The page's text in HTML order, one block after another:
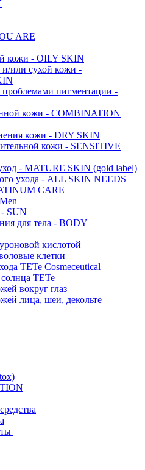
ARE
кожи - OILY SKIN
и/или сухой кожи -
пигментации -
кожи - COMBINATION
кожи - DRY SKIN
кожи - SENSITIVE
- MATURE SKIN (gold label)
ухода - ALL SKIN NEEDS
CARE
SUN
для тела - BODY
кислотой
клетки
TETe Cosmeceutical
TETe
вокруг глаз
лица, шеи, декольте